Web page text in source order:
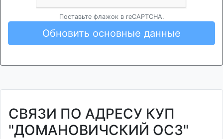
Поставьте флажок в reCAPTCHA.
Обновить основные данные
СВЯЗИ ПО АДРЕСУ КУП
"ДОМАНОВИЧСКИЙ ОСЗ"